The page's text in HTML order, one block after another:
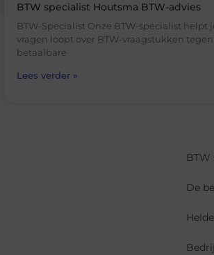
BTW specialist Houtsma BTW-advies
BTW-Specialist Onze BTW-specialist helpt
vragen loopt over BTW-vraagstukken
betaalbare
Lees verder »
BTW
De